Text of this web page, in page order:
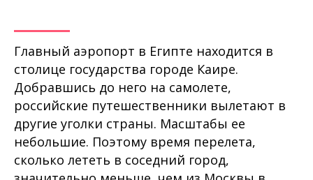
Главный аэропорт в Египте находится в
столице государства городе Каире.
Добравшись до него на самолете,
российские путешественники вылетают в
другие уголки страны. Масштабы ее
небольшие. Поэтому время перелета,
сколько лететь в соседний город,